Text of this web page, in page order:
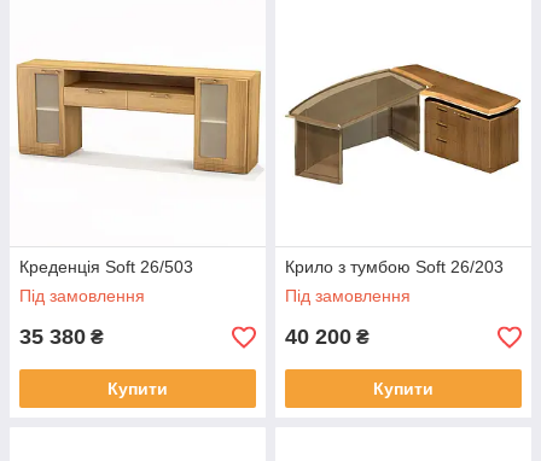
Креденція Soft 26/503
Під замовлення
35 380 ₴
Купити
Крило з тумбою Soft 26/203
Під замовлення
40 200 ₴
Купити